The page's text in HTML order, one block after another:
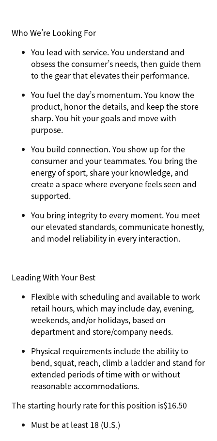
Who We’re Looking For
You lead with service.You understand and
obsess the consumer’s needs, then guide them
to the gear that elevates their performance.
You fuel the day’s momentum. You know the
product, honor the details, and keep the store
sharp. You hit your goals and move with
purpose.
You build connection. You show up for the
consumer and your teammates. You bring the
energy of sport, share your knowledge, and
create a space where everyone feels seen and
supported.
You bring integrityto every moment. You meet
our elevated standards, communicate honestly,
and model reliability in every interaction.
Leading With Your Best
Flexible with scheduling and available to work
retail hours, which may include day, evening,
weekends, and/or holidays, based on
department and store/company needs.
Physical requirements include the ability to
bend, squat, reach, climb a ladder and stand for
extended periods of time with or without
reasonable accommodations.
The starting hourly rate for this position isㅤ$16.50
Must be at least 18 (U.S.)